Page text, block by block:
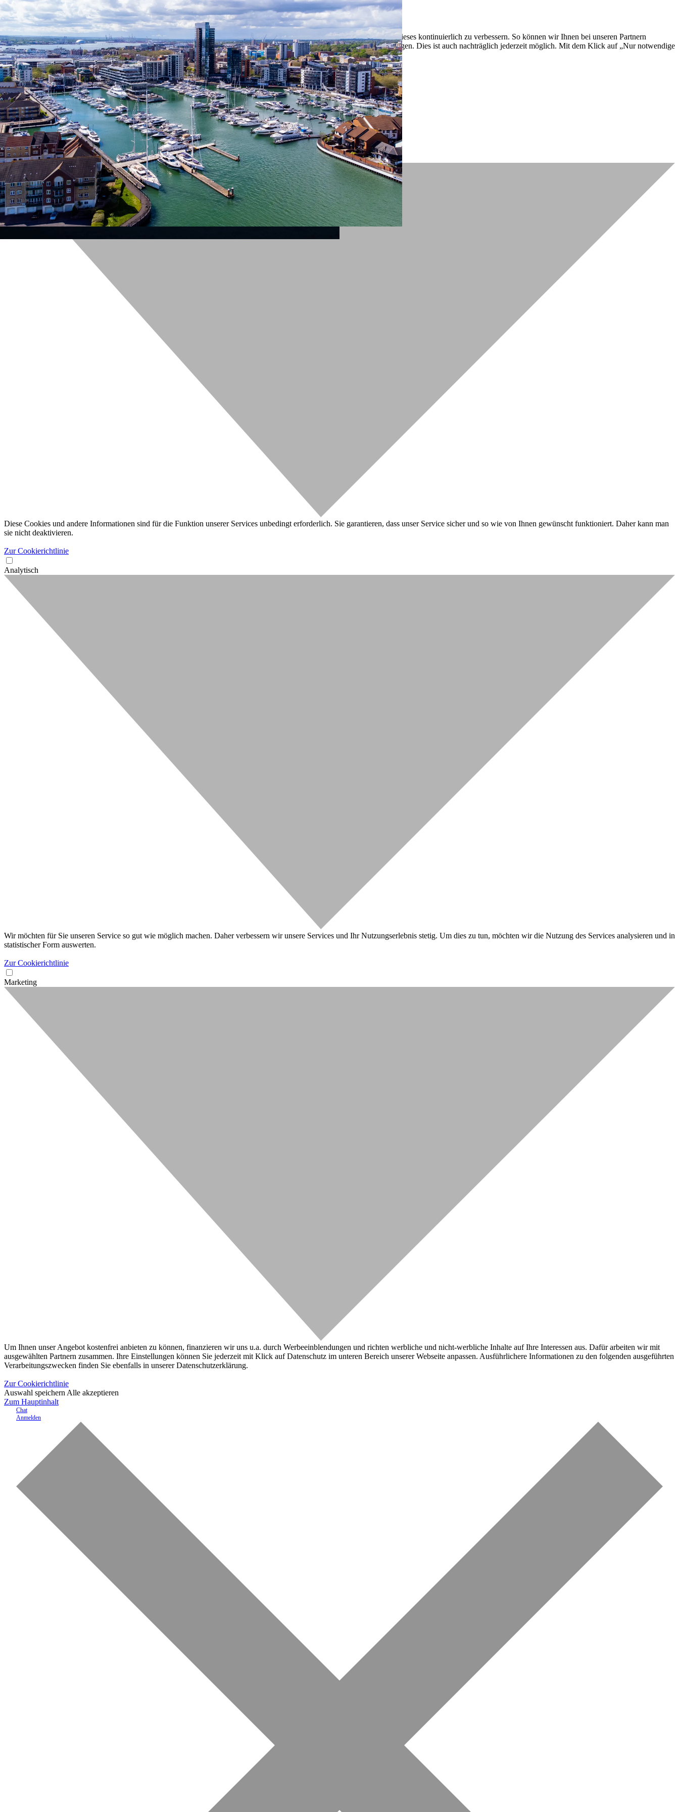
Nur notwendige Cookies
Unvergleichlich lecker
Mit dem Klick auf „geht klar” ermöglichen Sie uns Ihnen über Cookies ein verbessertes Nutzungserlebnis zu servieren und dieses kontinuierlich zu verbessern. So können wir Ihnen bei unseren Partnern
personalisierte Werbung und passende Angebote anzeigen. Über „anpassen” können Sie Ihre persönlichen Präferenzen festlegen. Dies ist auch nachträglich jederzeit möglich. Mit dem Klick auf „Nur notwendige
Cookies” werden lediglich technisch notwendige Cookies gespeichert.
Anpassen Geht klar
Datenschutzerklärung
Cookierichtlinie Impressum
« zurück
Ihre Cookie-Präferenzen verwalten
Wählen Sie, welche Cookies Sie auf check24.de akzeptieren.
Die Cookierichtlinie finden Sie
Notwendig
Diese Cookies und andere Informationen sind für die Funktion unserer Services unbedingt erforderlich. Sie garantieren, dass unser Service sicher und so wie von Ihnen gewünscht funktioniert. Daher kann man
sie nicht deaktivieren.
Zur Cookierichtlinie
Analytisch
Wir möchten für Sie unseren Service so gut wie möglich machen. Daher verbessern wir unsere Services und Ihr Nutzungserlebnis stetig. Um dies zu tun, möchten wir die Nutzung des Services analysieren und in
statistischer Form auswerten.
Zur Cookierichtlinie
Marketing
Um Ihnen unser Angebot kostenfrei anbieten zu können, finanzieren wir uns u.a. durch Werbeeinblendungen und richten werbliche und nicht-werbliche Inhalte auf Ihre Interessen aus. Dafür arbeiten wir mit
ausgewählten Partnern zusammen. Ihre Einstellungen können Sie jederzeit mit Klick auf Datenschutz im unteren Bereich unserer Webseite anpassen. Ausführlichere Informationen zu den folgenden ausgeführten
Verarbeitungszwecken finden Sie ebenfalls in unserer Datenschutzerklärung.
Zur Cookierichtlinie
Auswahl speichern Alle akzeptieren
Zum Hauptinhalt
Chat
Anmelden